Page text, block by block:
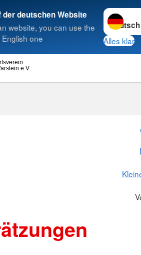
deutschen Website
website, you can use the
one
Sprache
Alles klar
e.V.
Suche